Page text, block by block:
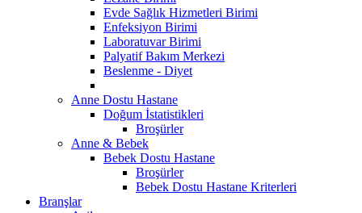
Evde Sağlık Hizmetleri Birimi
Enfeksiyon Birimi
Laboratuvar Birimi
Palyatif Bakım Merkezi
Beslenme - Diyet
Anne Dostu Hastane
Doğum İstatistikleri
Broşürler
Anne & Bebek
Bebek Dostu Hastane
Broşürler
Bebek Dostu Hastane Kriterleri
Branşlar